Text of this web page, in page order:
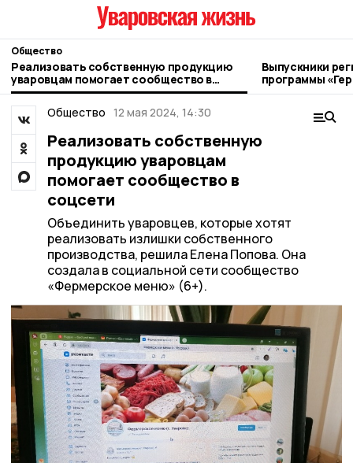
Общество
Реализовать собственную продукцию
уваровцам помогает сообщество в
соцсети
Выпускники
программы
получили
Общество 12 мая 2024, 14:30
Реализовать собственную
продукцию уваровцам
помогает сообщество в
соцсети
Объединить уваровцев, которые хотят
реализовать излишки собственного
производства, решила Елена Попова. Она
создала в социальной сети сообщество
«Фермерское меню» (6+).